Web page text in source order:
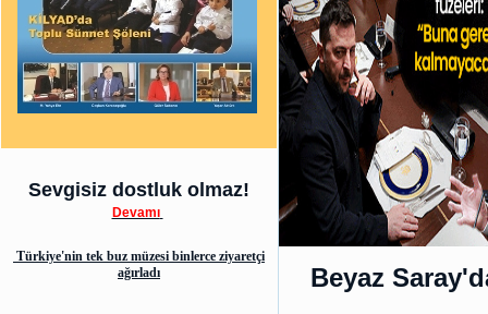
Sevgisiz dostluk olmaz!
Devamı
Türkiye'nin tek buz müzesi binlerce ziyaretçi
ağırladı
Beyaz